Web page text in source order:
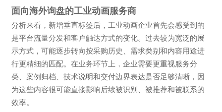
面向海外询盘的工业动画服务商
分析来看，新增垂直标签后，工业动画企业首先会感受到的
是平台流量分发和客户触达方式的变化。过去较为宽泛的展
示方式，可能逐步转向按采购历史、需求类别和内容用途进
行更精细的匹配。在业务环节上，企业需要更重视服务分
类、案例归档、技术说明和交付边界表达是否足够清晰，因
为这些内容很可能直接影响后续被识别、被推荐和被联系的
效率。